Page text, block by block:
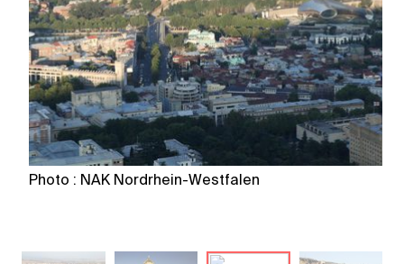
Photo : NAK Nordrhein-Westfalen